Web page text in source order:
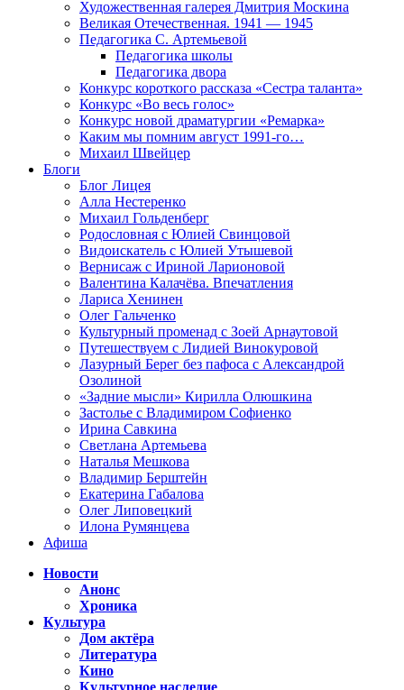
Художественная галерея Дмитрия Москина
Великая Отечественная. 1941 — 1945
Педагогика С. Артемьевой
Педагогика школы
Педагогика двора
Конкурс короткого рассказа «Сестра таланта»
Конкурс «Во весь голос»
Конкурс новой драматургии «Ремарка»
Каким мы помним август 1991-го…
Михаил Швейцер
Блоги
Блог Лицея
Алла Нестеренко
Михаил Гольденберг
Родословная с Юлией Свинцовой
Видоискатель с Юлией Утышевой
Вернисаж с Ириной Ларионовой
Валентина Калачёва. Впечатления
Лариса Хенинен
Олег Гальченко
Культурный променад с Зоей Арнаутовой
Путешествуем с Лидией Винокуровой
Лазурный Берег без пафоса с Александрой
Озолиной
«Задние мысли» Кирилла Олюшкина
Застолье с Владимиром Софиенко
Ирина Савкина
Светлана Артемьева
Наталья Мешкова
Владимир Берштейн
Екатерина Габалова
Олег Липовецкий
Илона Румянцева
Афиша
Новости
Анонс
Хроника
Культура
Дом актёра
Литература
Кино